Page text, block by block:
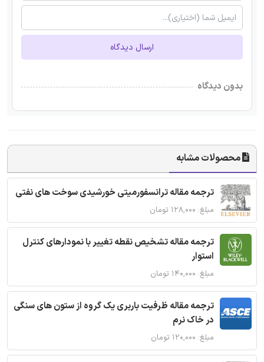
ارسال دیدگاه
بدون دیدگاه
محصولات مشابه
ترجمه مقاله ترانسفورمیتی خورشیدی سوخت های نفتی
مبلغ: ۱۲۸,۰۰۰ تومان
ترجمه مقاله تشخیص نقطه تغییر با نمودارهای کنترل
استوار
مبلغ: ۱۴۰,۰۰۰ تومان
ترجمه مقاله ظرفیت باربری یک گروه از ستون های سنگی
در خاک نرم
مبلغ: ۱۲۰,۰۰۰ تومان